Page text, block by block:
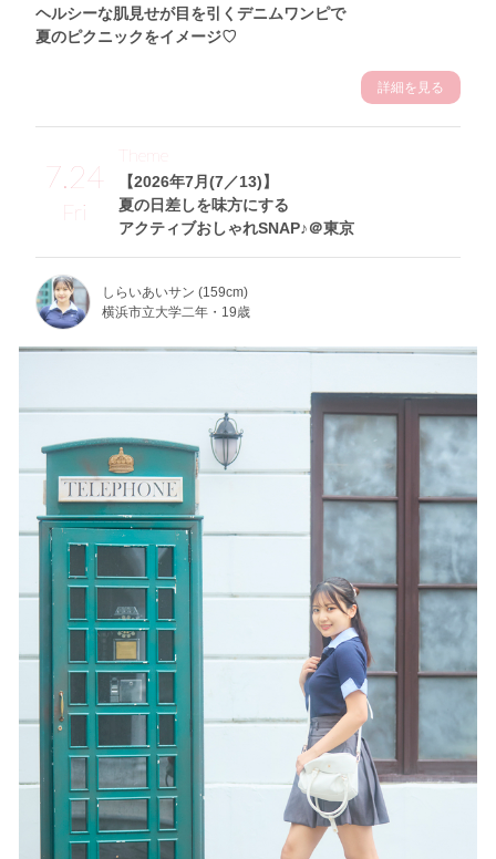
ヘルシーな肌見せが目を引くデニムワンピで
夏のピクニックをイメージ♡
詳細を見る
7.24
Fri
【2026年7月(7／13)】
夏の日差しを味方にする
アクティブおしゃれSNAP♪＠東京
Theme
しらいあいサン (159cm)
横浜市立大学二年・19歳